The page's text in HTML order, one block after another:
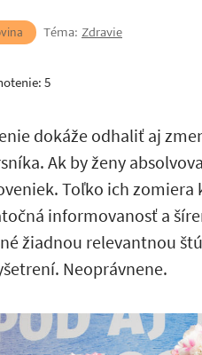
Téma: Zdravie
5
dokáže odhaliť aj
Ak by ženy
Toľko ich
informovanosť a
žiadnou relevantnou
Neoprávnene.